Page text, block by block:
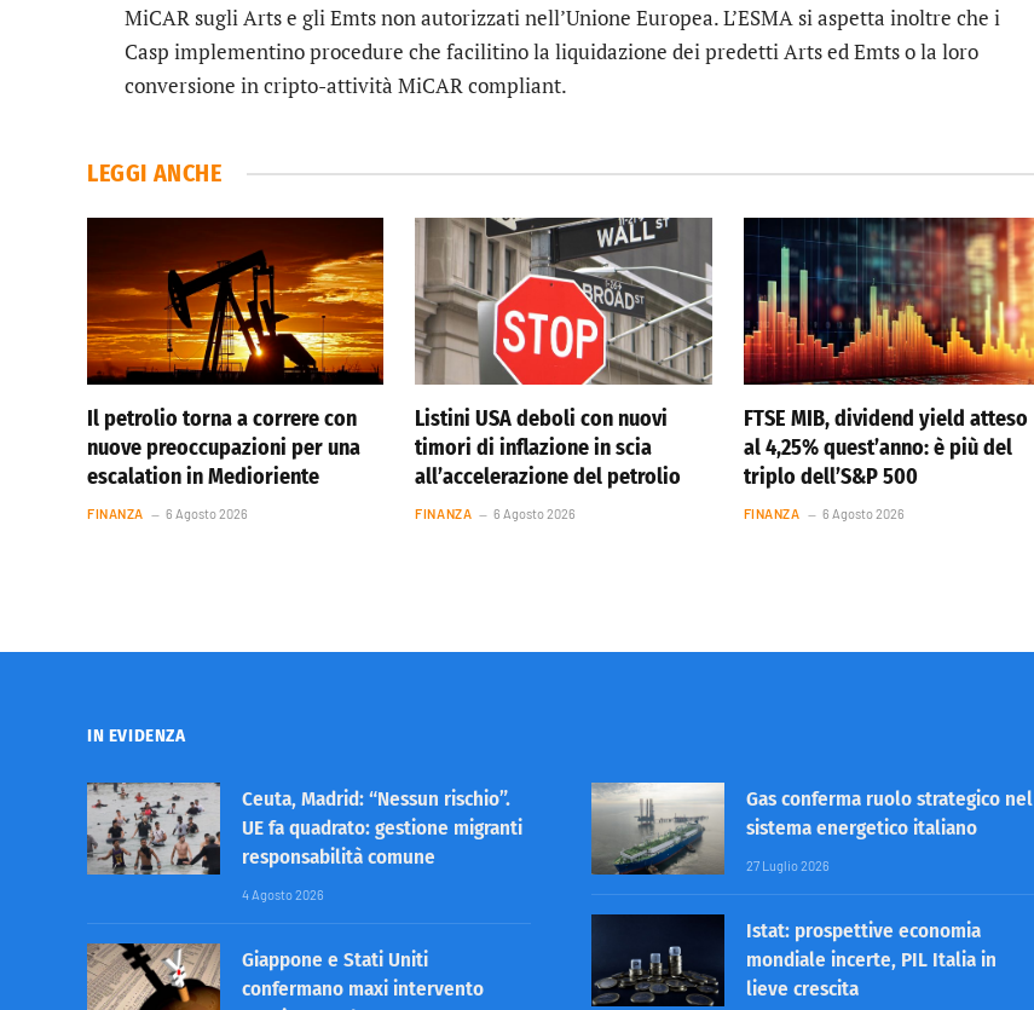
MiCAR sugli Arts e gli Emts non autorizzati nell’Unione Europea. L’ESMA si aspetta inoltre che i
Casp implementino procedure che facilitino la liquidazione dei predetti Arts ed Emts o la loro
conversione in cripto-attività MiCAR compliant.
LEGGI ANCHE
Il petrolio torna a correre con
nuove preoccupazioni per una
escalation in Medioriente
FINANZA 6 Agosto 2026
Listini USA deboli con nuovi
timori di inflazione in scia
all’accelerazione del petrolio
FINANZA 6 Agosto 2026
FTSE MIB, dividend yield atteso
al 4,25% quest’anno: è più del
triplo dell’S&P 500
FINANZA 6 Agosto 2026
IN EVIDENZA
Ceuta, Madrid: “Nessun rischio”.
UE fa quadrato: gestione migranti
responsabilità comune
4 Agosto 2026
Giappone e Stati Uniti
confermano maxi intervento
Gas conferma ruolo strategico nel
sistema energetico italiano
27 Luglio 2026
Istat: prospettive economia
mondiale incerte, PIL Italia in
lieve crescita